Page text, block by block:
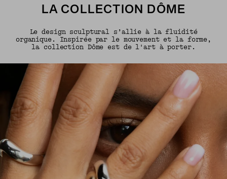
LA COLLECTION DÔME
Le design sculptural s’allie à la fluidité
organique. Inspirée par le mouvement et la forme,
la collection Dôme est de l'art à porter.